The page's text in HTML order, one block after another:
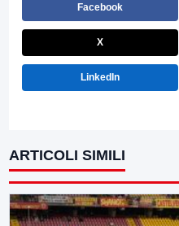
Facebook
X
LinkedIn
ARTICOLI SIMILI